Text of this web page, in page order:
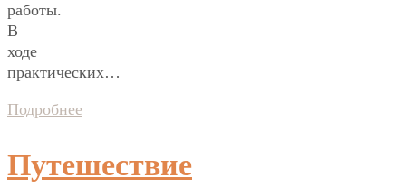
работы.
В
ходе
практических…
Подробнее
Путешествие